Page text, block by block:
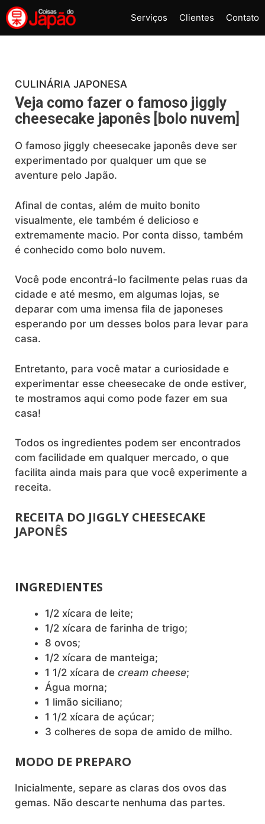
Pular
para
o
Serviços Clientes Contato
CULINÁRIA JAPONESA
Veja como fazer o famoso jiggly
cheesecake japonês [bolo nuvem]
O famoso jiggly cheesecake japonês deve ser
experimentado por qualquer um que se
aventure pelo Japão.
Afinal de contas, além de muito bonito
visualmente, ele também é delicioso e
extremamente macio. Por conta disso, também
é conhecido como bolo nuvem.
Você pode encontrá-lo facilmente pelas ruas da
cidade e até mesmo, em algumas lojas, se
deparar com uma imensa fila de japoneses
esperando por um desses bolos para levar para
casa.
Entretanto, para você matar a curiosidade e
experimentar esse cheesecake de onde estiver,
te mostramos aqui como pode fazer em sua
casa!
Todos os ingredientes podem ser encontrados
com facilidade em qualquer mercado, o que
facilita ainda mais para que você experimente a
receita.
RECEITA DO JIGGLY CHEESECAKE
JAPONÊS
INGREDIENTES
1/2 xícara de leite;
1/2 xícara de farinha de trigo;
8 ovos;
1/2 xícara de manteiga;
1 1/2 xícara de cream cheese;
Água morna;
1 limão siciliano;
1 1/2 xícara de açúcar;
3 colheres de sopa de amido de milho.
MODO DE PREPARO
Inicialmente, separe as claras dos ovos das
gemas. Não descarte nenhuma das partes.